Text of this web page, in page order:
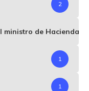
2
de Hacienda
1
1